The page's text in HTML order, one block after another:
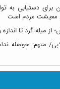
برای دستیابی به
معیشت مردم است
از میله گرد تا